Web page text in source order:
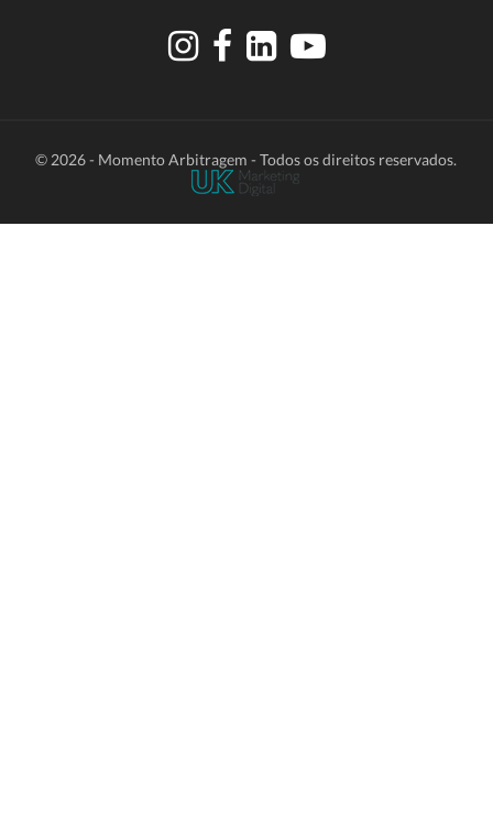
© 2026 - Momento Arbitragem - Todos os direitos reservados.